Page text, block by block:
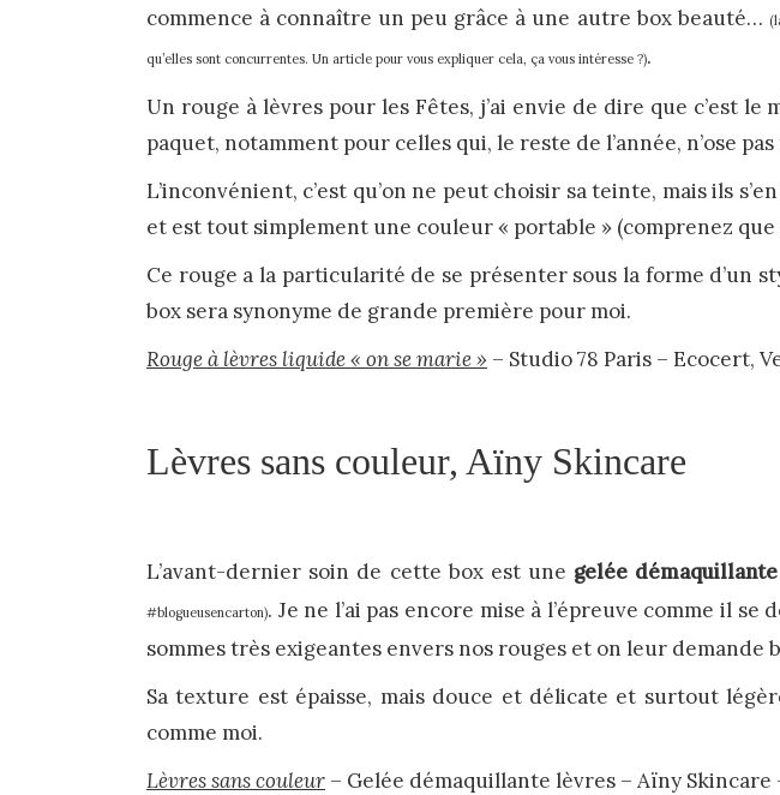
commence à connaître un peu grâce à une autre box beauté…
qu’elles sont concurrentes. Un article pour vous expliquer cela, ça vous intéresse ?).
Un rouge à lèvres pour les Fêtes, j’ai envie de dire que c’est
paquet, notamment pour celles qui, le reste de l’année, n’ose
L’inconvénient, c’est qu’on ne peut choisir sa teinte, mais ils
et est tout simplement une couleur « portable » (comprenez que
Ce rouge a la particularité de se présenter sous la forme d’un
box sera synonyme de grande première pour moi.
Rouge à lèvres liquide « on se marie » – Studio 78 Paris – Ecocert,
Lèvres sans couleur, Aïny Skincare
L’avant-dernier soin de cette box est une gelée
#blogueusencarton). Je ne l’ai pas encore mise à l’épreuve comme il
sommes très exigeantes envers nos rouges et on leur demande
Sa texture est épaisse, mais douce et délicate et surtout
comme moi.
Lèvres sans couleur – Gelée démaquillante lèvres – Aïny Skincare